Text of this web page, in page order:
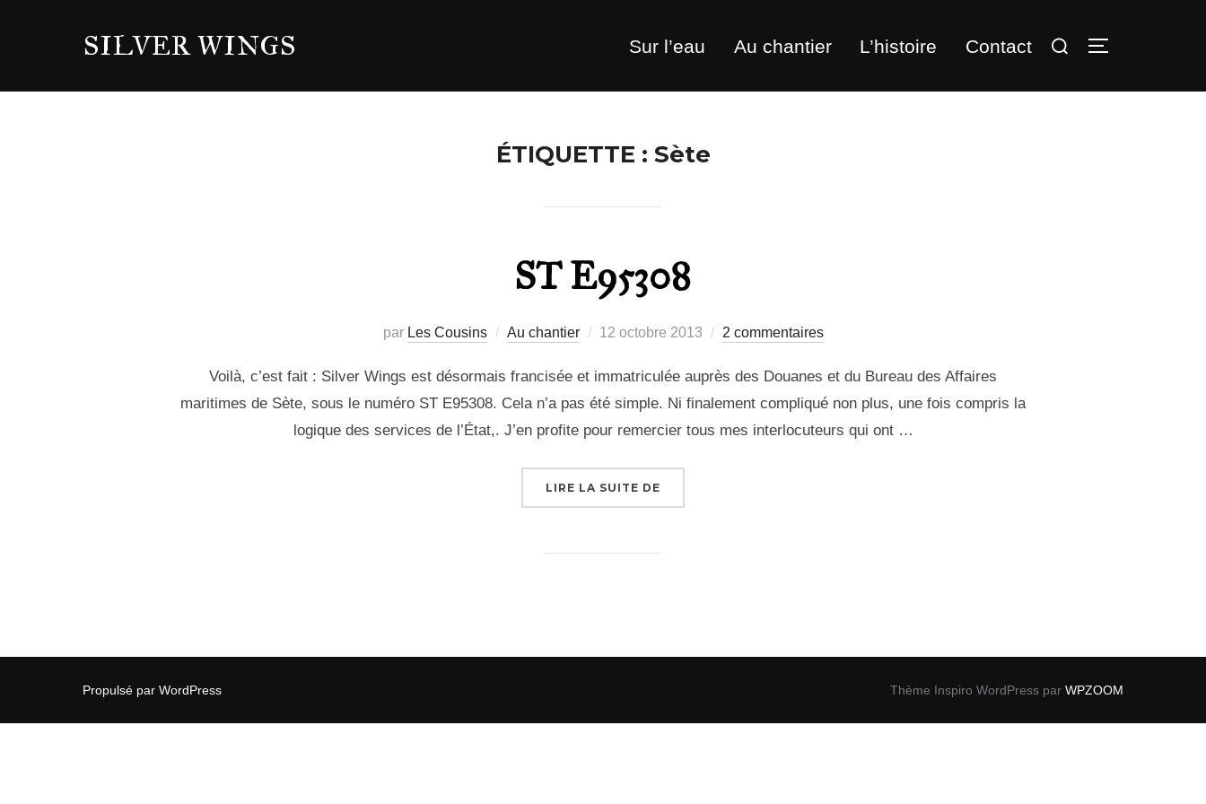
SILVER WINGS Sur l’eau Au chantier L’histoire Contact
PERMUTER
ÉTIQUETTE : Sète
ST E95308
par Les Cousins Au chantier
Publié
12 octobre 2013 2 commentaires
Voilà, c’est fait : Silver Wings est désormais francisée et immatriculée auprès des Douanes et du Bureau des Affaires
maritimes de Sète, sous le numéro ST E95308. Cela n’a pas été simple. Ni finalement compliqué non plus, une fois compris la
logique des services de l’État,. J’en profite pour remercier tous mes interlocuteurs qui ont …
LIRE LA SUITE DE
Propulsé par WordPress Thème Inspiro WordPress par WPZOOM